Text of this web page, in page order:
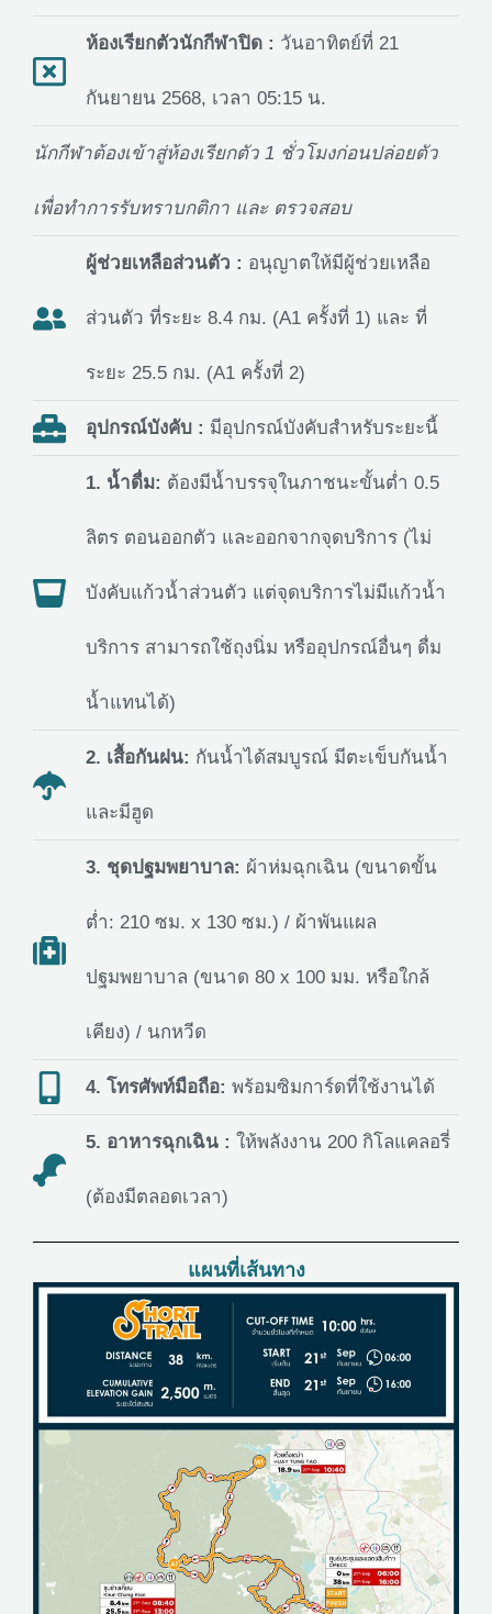
ห้องเรียกตัวนักกีฬาปิด : วันอาทิตย์ที่ 21
กันยายน 2568, เวลา 05:15 น.
นักกีฬาต้องเข้าสู่ห้องเรียกตัว 1 ชั่วโมงก่อนปล่อยตัว
เพื่อทำการรับทราบกติกา และ ตรวจสอบ
ผู้ช่วยเหลือส่วนตัว : อนุญาตให้มีผู้ช่วยเหลือ
ส่วนตัว ที่ระยะ 8.4 กม. (A1 ครั้งที่ 1) และ ที่
ระยะ 25.5 กม. (A1 ครั้งที่ 2)
อุปกรณ์บังคับ : มีอุปกรณ์บังคับสำหรับระยะนี้
1. น้ำดื่ม: ต้องมีน้ำบรรจุในภาชนะขั้นต่ำ 0.5
ลิตร ตอนออกตัว และออกจากจุดบริการ (ไม่
บังคับแก้วน้ำส่วนตัว แต่จุดบริการไม่มีแก้วน้ำ
บริการ สามารถใช้ถุงนิ่ม หรืออุปกรณ์อื่นๆ ดื่ม
น้ำแทนได้)
2. เสื้อกันฝน: กันน้ำได้สมบูรณ์ มีตะเข็บกันน้ำ
และมีฮูด
3. ชุดปฐมพยาบาล: ผ้าห่มฉุกเฉิน (ขนาดขั้น
ต่ำ: 210 ซม. x 130 ซม.) / ผ้าพันแผล
ปฐมพยาบาล (ขนาด 80 x 100 มม. หรือใกล้
เคียง) / นกหวีด
4. โทรศัพท์มือถือ: พร้อมซิมการ์ดที่ใช้งานได้
5. อาหารฉุกเฉิน : ให้พลังงาน 200 กิโลแคลอรี่
(ต้องมีตลอดเวลา)
แผนที่เส้นทาง